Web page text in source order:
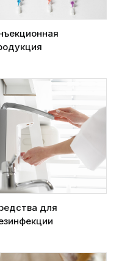
для